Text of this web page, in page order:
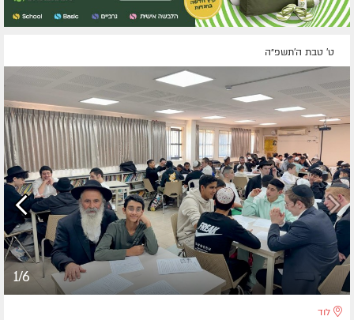
ט' טבת ה׳תשפ״ה
1/6
לוד